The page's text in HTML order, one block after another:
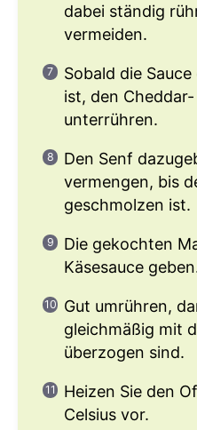
dabei ständig
vermeiden.
Sobald die
ist, den
unterrühren.
Den Senf
vermengen, bis
geschmolzen ist.
Die gekochten
Käsesauce
Gut umrühren,
gleichmäßig mit
überzogen sind.
Heizen Sie den
Celsius vor.